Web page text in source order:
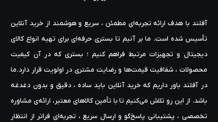
آفلند با هدف ارائه‌ تجربه‌ای مطمئن ، سریع و هوشمند از خرید آنلاین
تأسیس شده است. ما بر آنیم تا بستری حرفه‌ای برای تهیه‌ انواع کالای
دیجیتال و تجهیزات مرتبط فراهم کنیم ؛ بستری که در آن کیفیت
محصولات ، شفافیت قیمت‌ها و رضایت مشتری در اولویت قرار دارد.ما
در آفلند باور داریم که خرید آنلاین باید ساده ، دقیق و بدون دغدغه
باشد. از این رو تلاش می‌کنیم تا با تأمین کالاهای معتبر، ارائه‌ی مشاوره‌
تخصصی ، پشتیبانی پاسخ‌گو و ارسال سریع ، تجربه‌ای فراتر از انتظار